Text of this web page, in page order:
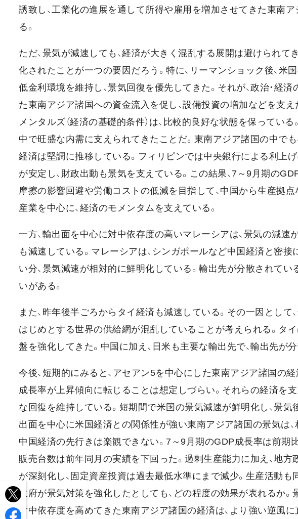
誘致し、工業化の進展を通して所得や雇用を増加させてきた東南
る。
ただ、景気が減速しても、経済が大きく混乱する展開は避けられて
化されたことが一つの要因だろう。特に、リーマンショック後、米
低金利環境を維持し、景気回復を優先してきた。それが、政治・経
た東南アジア諸国への資金流入を促し、設備投資の増加などを支
メンタルズ（経済の基礎的条件）は、比較的良好な状態を保ってい
中で旺盛な内需に支えられてきたことだ。東南アジア諸国の中で
経済は堅調に推移している。フィリピンでは中央銀行による利上
が安定し、財政出動も景気を支えている。この結果、7～9月期の
摩擦の影響回避や労働コストの低減を目指して、中国から生産拠
産業を中心に、経済のモメンタムを支えている。
一方、輸出面を中心に対中依存度の高いマレーシアは、景気の減速
も減速している。マレーシアは、シンガポールなど中国経済と密
い分、景気減速が相対的に鮮明化している。輸出先が分散されて
いがある。
また、昨年後半ごろからタイ経済も減速している。その一因として
はじめとする世界の供給網が混乱していることが考えられる。タ
盤を強化してきた。中国に加え、日米も主要な輸出先で、輸出先が分
今後、短期的にみると、アセアン5を中心にした東南アジア諸国の
成長率が上昇傾向に転じることは想定しづらい。それらの経済を
な回復を維持している。短期間で米国の景気減速が鮮明化し、景
出面を中心に米国経済との関係性が強い東南アジア諸国の景気は
中国経済の先行きは楽観できない。7～9月期のGDP成長率は前期
販売台数は前年同月の実績を下回った。過剰生産能力に加え、地方
が深刻化し、固定資産投資は過去最低水準にまで減少。生産活動も
政府が景気対策を強化したとしても、どの程度の効果が表れるか
対中依存度を高めてきた東南アジア諸国の経済は、より強い逆風に